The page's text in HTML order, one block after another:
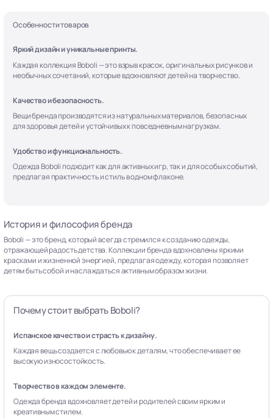
Особенности товаров
Яркий дизайн и уникальные принты.
Каждая коллекция Boboli — это взрыв красок, оригинальных рисунков и
необычных сочетаний, которые вдохновляют детей на творчество.
Качество и безопасность.
Вещи бренда производятся из натуральных материалов, безопасных
для здоровья детей и устойчивых к повседневным нагрузкам.
Удобство и функциональность.
Одежда Boboli подходит как для активных игр, так и для особых событий,
предлагая практичность и стиль в одном флаконе.
История и философия бренда
Boboli — это бренд, который всегда стремился к созданию одежды,
отражающей радость детства. Коллекции бренда вдохновлены яркими
красками и жизненной энергией, предлагая одежду, которая позволяет
детям быть собой и наслаждаться активным образом жизни.
Почему стоит выбрать Boboli?
Испанское качество и страсть к дизайну.
Каждая вещь создается с любовью к деталям, что обеспечивает ее
высокую износостойкость.
Творчество в каждом элементе.
Одежда бренда вдохновляет детей и родителей своим ярким и
креативным стилем.